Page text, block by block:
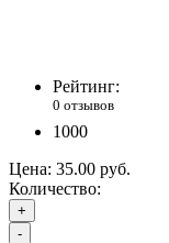
Рейтинг:
0 отзывов
1000
Цена: 35.00 руб.
Количество:
+
-